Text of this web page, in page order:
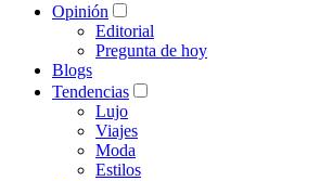
Opinión
Editorial
Pregunta de hoy
Blogs
Tendencias
Lujo
Viajes
Moda
Estilos